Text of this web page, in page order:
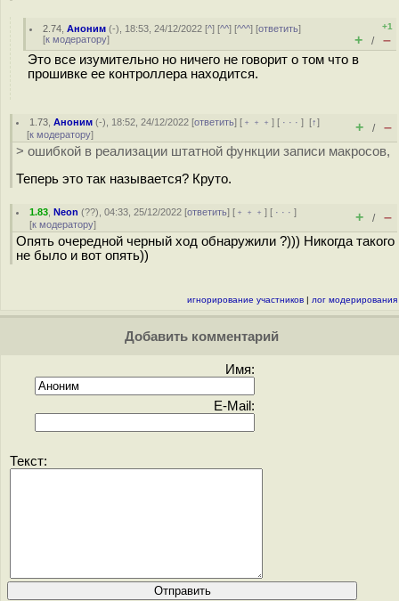
2.74 ,Аноним (-), 18:53, 24/12/2022 [^] [^^] [^^^] [ответить]
[к модератору]
+1
+ / –
Это все изумительно но ничего не говорит о том что в
прошивке ее контроллера находится.
1.73 ,Аноним (-), 18:52, 24/12/2022 [ответить] [ ﹢﹢﹢] [ · · ·][↑]
[к модератору] + / –
> ошибкой в реализации штатной функции записи макросов,
Теперь это так называется? Круто.
1.83 ,Neon (??), 04:33, 25/12/2022 [ответить] [ ﹢﹢﹢] [ · · ·]
[к модератору] + / –
Опять очередной черный ход обнаружили ?))) Никогда такого
не было и вот опять))
игнорирование участников | лог модерирования
Добавить комментарий
Имя:
E-Mail:
Текст: